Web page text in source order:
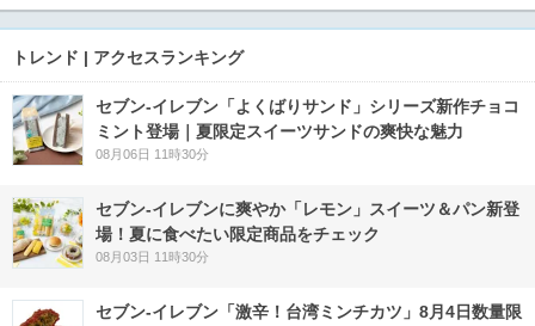
トレンド | アクセスランキング
セブン‐イレブン「よくばりサンド」シリーズ新作チョコ
ミント登場｜夏限定スイーツサンドの爽快な魅力
08月06日 11時30分
セブン‐イレブンに爽やか「レモン」スイーツ＆パン新登
場！夏に食べたい限定商品をチェック
08月03日 11時30分
セブン-イレブン「激辛！台湾ミンチカツ」8月4日数量限